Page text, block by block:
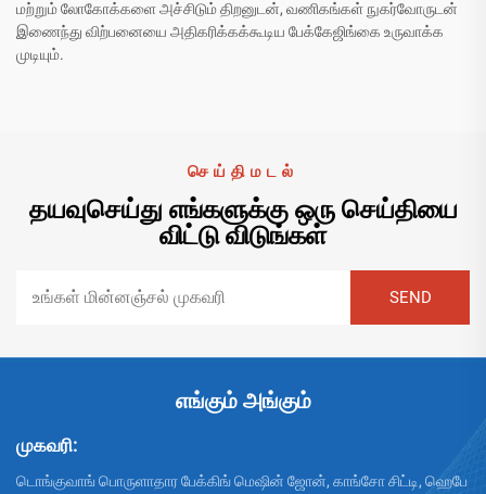
மற்றும் லோகோக்களை அச்சிடும் திறனுடன், வணிகங்கள் நுகர்வோருடன்
இணைந்து விற்பனையை அதிகரிக்கக்கூடிய பேக்கேஜிங்கை உருவாக்க
முடியும்.
செய்திமடல்
தயவுசெய்து எங்களுக்கு ஒரு செய்தியை
விட்டு விடுங்கள்
எங்கும் அங்கும்
முகவரி:
டொங்குவாங் பொருளாதார பேக்கிங் மெஷின் ஜோன், காங்சோ சிட்டி, ஹெபே